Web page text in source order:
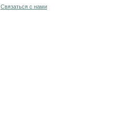
Связаться с нами